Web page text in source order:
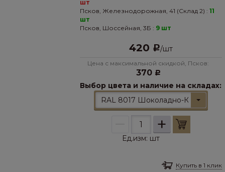
шт
Псков, Железнодорожная, 41 (Склад 2) : 11
шт
Псков, Шоссейная, 3Б : 9 шт
420 Р/шт
Цена с максимальной скидкой, Псков:
370 Р
Выбор цвета и наличие на складах:
RAL 8017 Шоколадно-
+
Ед.изм: шт
Купить в 1 клик